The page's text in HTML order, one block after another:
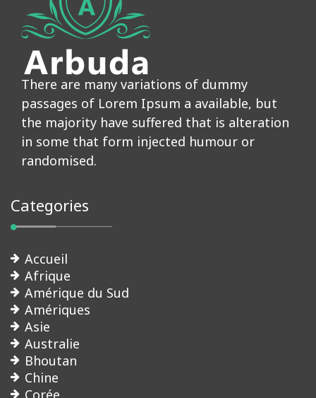
There are many variations of dummy
passages of Lorem Ipsum a available, but
the majority have suffered that is alteration
in some that form injected humour or
randomised.
Categories
Accueil
Afrique
Amérique du Sud
Amériques
Asie
Australie
Bhoutan
Chine
Corée